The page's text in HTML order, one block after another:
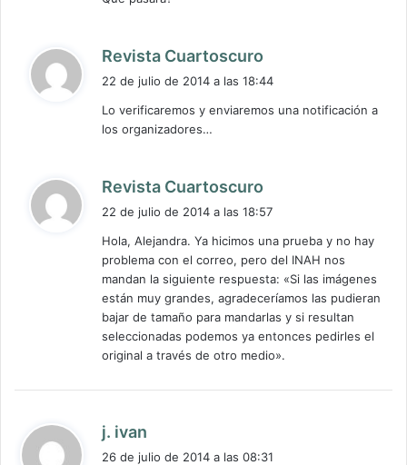
Revista Cuartoscuro
e
22 de julio de 2014 a las 18:44
Lo verificaremos y enviaremos una notificación a
los organizadores…
Revista Cuartoscuro
e
:
22 de julio de 2014 a las 18:57
Hola, Alejandra. Ya hicimos una prueba y no hay
problema con el correo, pero del INAH nos
mandan la siguiente respuesta: «Si las imágenes
están muy grandes, agradeceríamos las pudieran
bajar de tamaño para mandarlas y si resultan
seleccionadas podemos ya entonces pedirles el
original a través de otro medio».
j. ivan
26 de julio de 2014 a las 08:31